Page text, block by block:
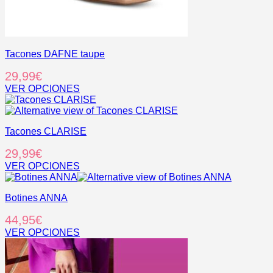
Tacones DAFNE taupe
29,99€
VER OPCIONES
Este
producto
múltiples
Las
opciones
se
elegir
la
página
de
producto
Tacones CLARISE
29,99€
VER OPCIONES
Este
tiene
variantes.
Las
opciones
se
pueden
Botines ANNA
44,95€
VER OPCIONES
Este
producto
tiene